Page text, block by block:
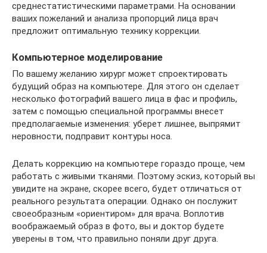
среднестатистическими параметрами. На основании
ваших пожеланий и анализа пропорций лица врач
предложит оптимальную технику коррекции.
Компьютерное моделирование
По вашему желанию хирург может спроектировать
будущий образ на компьютере. Для этого он сделает
несколько фотографий вашего лица в фас и профиль,
затем с помощью специальной программы внесет
предполагаемые изменения: уберет лишнее, выпрямит
неровности, подправит контуры носа.
Делать коррекцию на компьютере гораздо проще, чем
работать с живыми тканями. Поэтому эскиз, который вы
увидите на экране, скорее всего, будет отличаться от
реального результата операции. Однако он послужит
своеобразным «ориентиром» для врача. Воплотив
воображаемый образ в фото, вы и доктор будете
уверены в том, что правильно поняли друг друга.